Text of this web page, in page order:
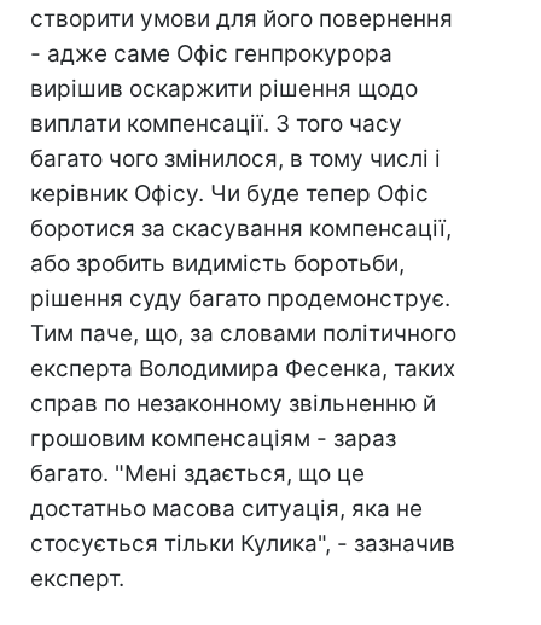
створити умови для його повернення
- адже саме Офіс генпрокурора
вирішив оскаржити рішення щодо
виплати компенсації. З того часу
багато чого змінилося, в тому числі і
керівник Офісу. Чи буде тепер Офіс
боротися за скасування компенсації,
або зробить видимість боротьби,
рішення суду багато продемонструє.
Тим паче, що, за словами політичного
експерта Володимира Фесенка, таких
справ по незаконному звільненню й
грошовим компенсаціям - зараз
багато. "Мені здається, що це
достатньо масова ситуація, яка не
стосується тільки Кулика", - зазначив
експерт.